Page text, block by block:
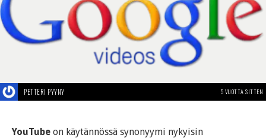
PETTERI PYYNY 5 VUOTTA SITTEN
YouTube on käytännössä synonyymi nykyisin